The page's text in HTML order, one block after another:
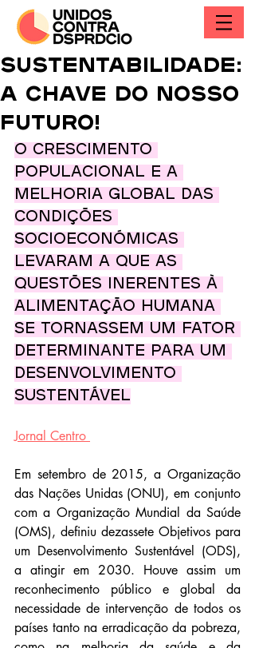
Sustentabilidade:
a chave do nosso
futuro!
O crescimento
populacional e a
melhoria global das
condições
socioeconómicas
levaram a que as
questões inerentes à
alimentação humana
se tornassem um fator
determinante para um
desenvolvimento
sustentável
Jornal Centro
Em setembro de 2015, a Organização
das Nações Unidas (ONU), em conjunto
com a Organização Mundial da Saúde
(OMS), definiu dezassete Objetivos para
um Desenvolvimento Sustentável (ODS),
a atingir em 2030. Houve assim um
reconhecimento público e global da
necessidade de intervenção de todos os
países tanto na erradicação da pobreza,